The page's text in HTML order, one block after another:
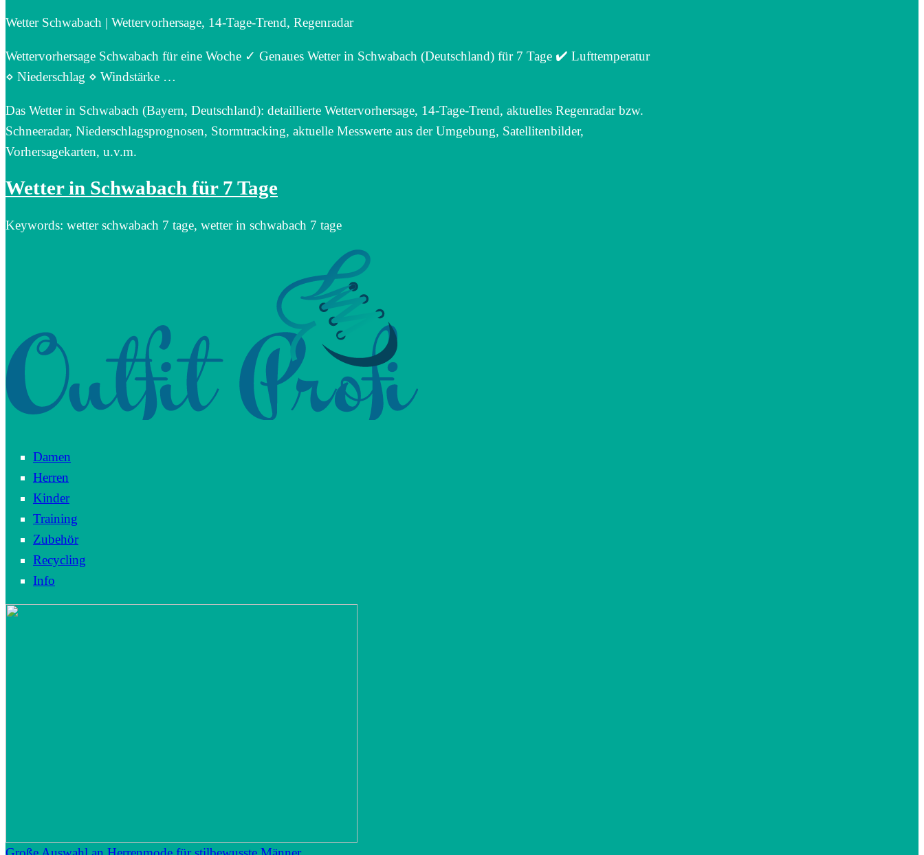
Wetter Schwabach | Wettervorhersage, 14-Tage-Trend, Regenradar
Wettervorhersage Schwabach für eine Woche ✓ Genaues Wetter in Schwabach (Deutschland) für 7 Tage ✔️ Lufttemperatur
⋄ Niederschlag ⋄ Windstärke …
Das Wetter in Schwabach (Bayern, Deutschland): detaillierte Wettervorhersage, 14-Tage-Trend, aktuelles Regenradar bzw.
Schneeradar, Niederschlagsprognosen, Stormtracking, aktuelle Messwerte aus der Umgebung, Satellitenbilder,
Vorhersagekarten, u.v.m.
Wetter in Schwabach für 7 Tage
Keywords: wetter schwabach 7 tage, wetter in schwabach 7 tage
Damen
Herren
Kinder
Training
Zubehör
Recycling
Info